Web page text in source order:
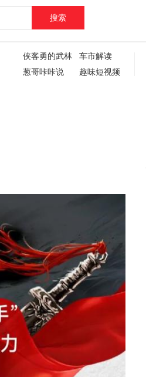
搜索
侠客勇的武林
车市解读
葱哥咔咔说
趣味短视频